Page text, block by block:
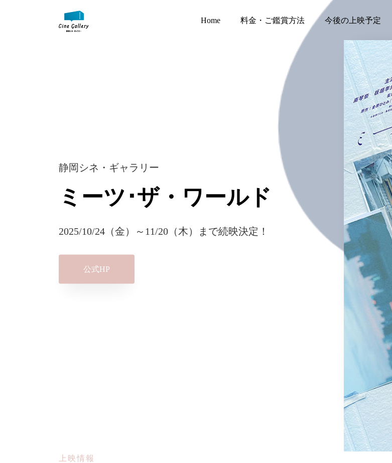
Home 料金・ご鑑賞方法 今後の上映予定
静岡シネ・ギャラリー
ミーツ･ザ・ワールド
2025/10/24（金）～11/20（木）まで続映決定！
公式HP
上映情報